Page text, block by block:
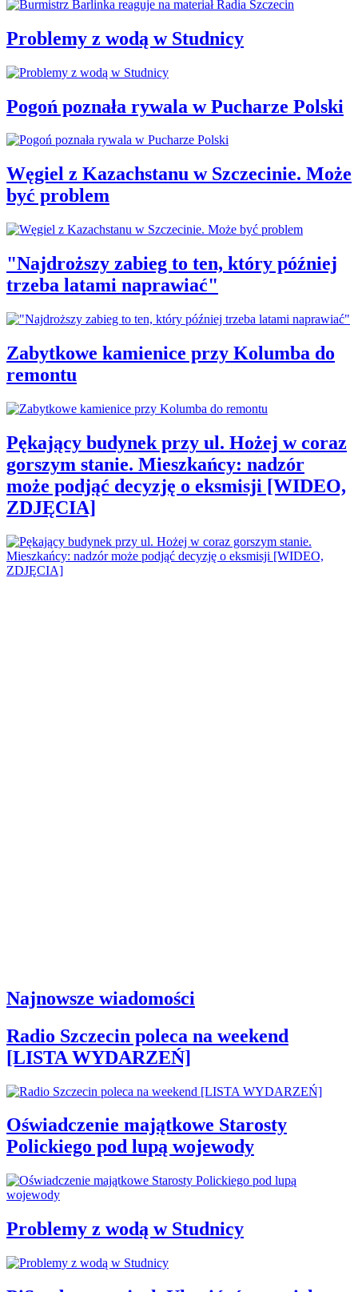
Problemy z wodą w Studnicy
Pogoń poznała rywala w Pucharze Polski
Węgiel z Kazachstanu w Szczecinie. Może
być problem
"Najdroższy zabieg to ten, który później
trzeba latami naprawiać"
Zabytkowe kamienice przy Kolumba do
remontu
Pękający budynek przy ul. Hożej w coraz
gorszym stanie. Mieszkańcy: nadzór
może podjąć decyzję o eksmisji [WIDEO,
ZDJĘCIA]
Najnowsze wiadomości
Radio Szczecin poleca na weekend
[LISTA WYDARZEŃ]
Oświadczenie majątkowe Starosty
Polickiego pod lupą wojewody
Problemy z wodą w Studnicy